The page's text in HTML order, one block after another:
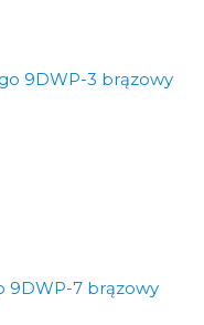
9DWP-3 brązowy
9DWP-7 brązowy